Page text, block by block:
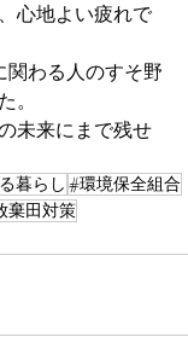
心地よい疲れで
関わる人のすそ野
。
未来にまで残せ
暮らし #環境保全組合
棄田対策